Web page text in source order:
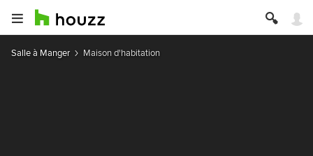
Salle à Manger Maison d'habitation